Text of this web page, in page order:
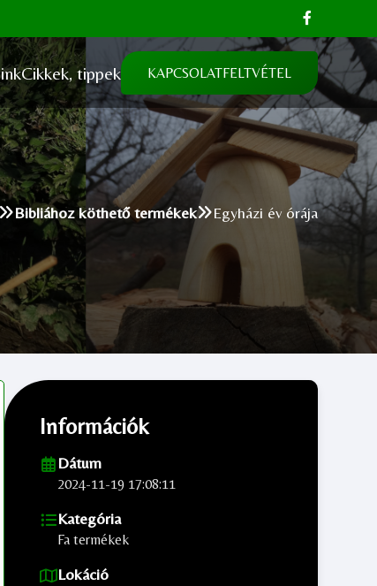
Cikkek, tippek KAPCSOLATFELTVÉTEL
Bibliához köthető termékek Egyházi év órája
Információk
Dátum
2024-11-19 17:08:11
Kategória
Fa termékek
Lokáció